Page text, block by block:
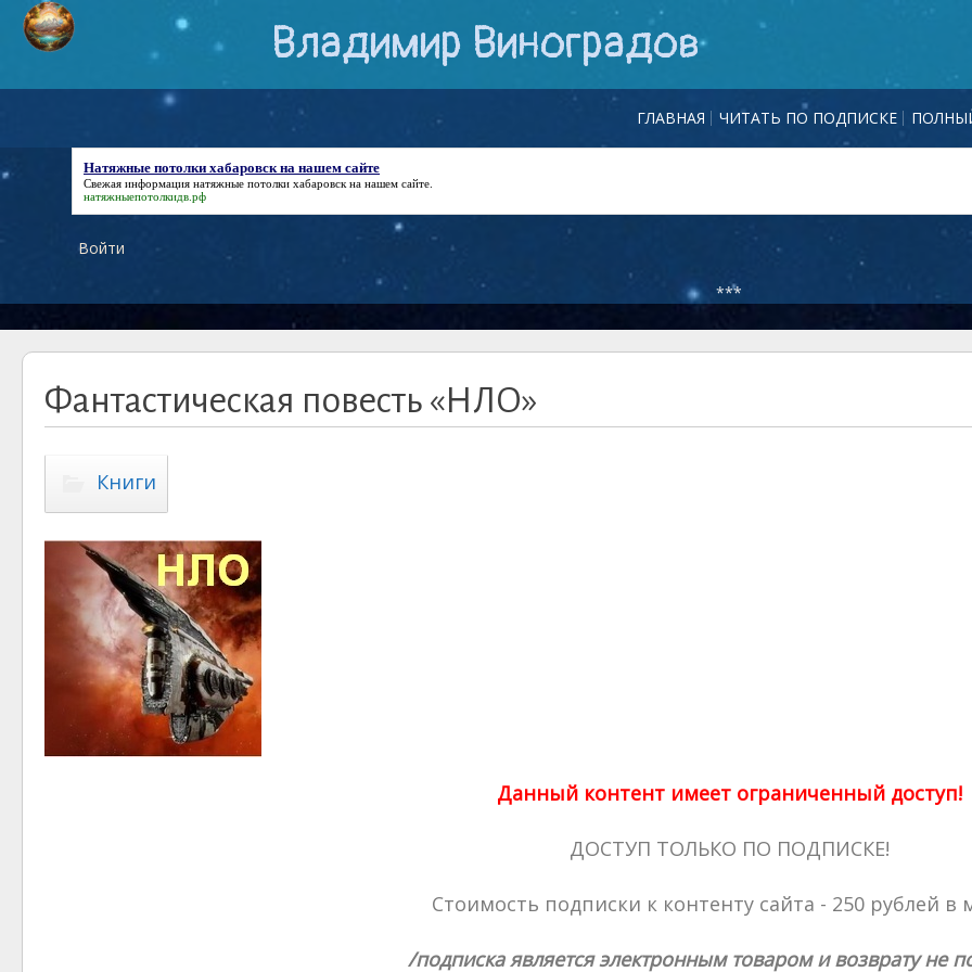
Владимир Виноградов
ГЛАВНАЯ ЧИТАТЬ ПО ПОДПИСКЕ
Натяжные потолки хабаровск на нашем сайте
Свежая информация натяжные потолки хабаровск на нашем сайте
натяжныепотолкидв.рф
Войти
***
Фантастическая повесть «НЛО»
Книги
Данный контент имеет ограниченный доступ!
ДОСТУП ТОЛЬКО ПО ПОДПИСКЕ!
Стоимость подписки к контенту сайта - 250 рублей в
/подписка является электронным товаром и возврату не